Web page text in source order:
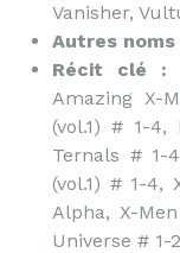
Vanisher,
Autres noms
Récit clé :
Amazing X-
(vol.1) # 1-
Ternals # 1-
(vol.1) # 1-4,
Alpha, X-
Universe # 1-2